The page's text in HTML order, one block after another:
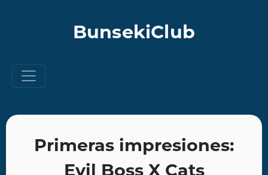
BunsekiClub
Primeras impresiones:
Evil Boss X Cats